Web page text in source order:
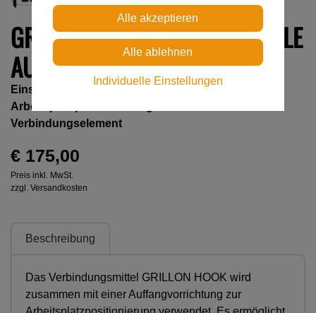
GRILLON HOOK INTERNATIONALE
AUSF.
Einstellbares Verbindungsmittel zur
Arbeitsplatzpositionierung mit HOOK-
Verbindungselement
€ 175,00
Preis inkl. MwSt.
zzgl. Versandkosten
Beschreibung
Das Verbindungsmittel GRILLON HOOK wird
zusammen mit einer Auffangvorrichtung zur
Individuelle Einstellungen